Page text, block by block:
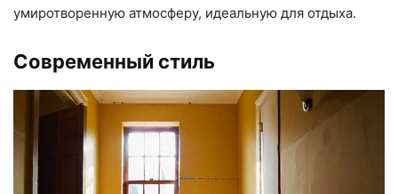
умиротворенную атмосферу, идеальную для отдыха.
Современный стиль